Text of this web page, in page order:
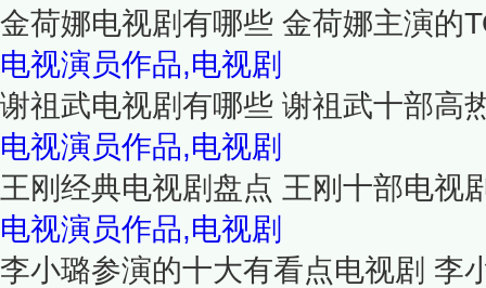
金荷娜电视剧有哪些 金荷娜主演的
电视演员作品,电视剧
谢祖武电视剧有哪些 谢祖武十部高
电视演员作品,电视剧
王刚经典电视剧盘点 王刚十部电视
电视演员作品,电视剧
李小璐参演的十大有看点电视剧 李